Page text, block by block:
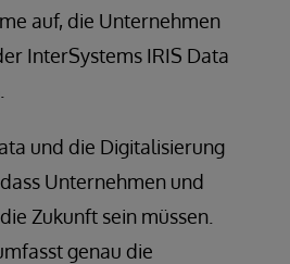
auf, die Unternehmen
InterSystems IRIS Data
und die Digitalisierung
Unternehmen und
Zukunft sein müssen.
genau die